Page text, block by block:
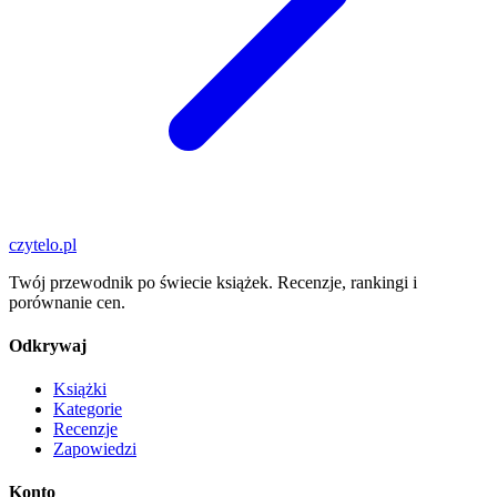
czytelo.pl
Twój przewodnik po świecie książek. Recenzje, rankingi i
porównanie cen.
Odkrywaj
Książki
Kategorie
Recenzje
Zapowiedzi
Konto